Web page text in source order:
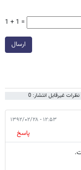
1 + 1 =
ارسال
نظرات غیرقابل انتشار: 0
۱۲:۵۳ - ۱۳۹۲/۰۲/۲۸
پاسخ